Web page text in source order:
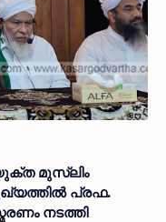
മുസ്ലിം
പ്രഫ.
നടത്തി